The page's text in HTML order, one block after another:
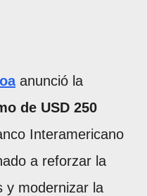
anunció la
de USD 250
Interamericano
a reforzar la
y modernizar la